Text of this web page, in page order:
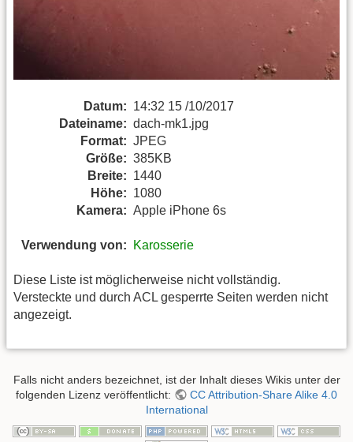
Datum: 14:32 15 /10/2017
Dateiname: dach-mk1.jpg
Format: JPEG
Größe: 385KB
Breite: 1440
Höhe: 1080
Kamera: Apple iPhone 6s
Verwendung von: Karosserie
Diese Liste ist möglicherweise nicht vollständig.
Versteckte und durch ACL gesperrte Seiten werden nicht
angezeigt.
Falls nicht anders bezeichnet, ist der Inhalt dieses Wikis unter der
folgenden Lizenz veröffentlicht:
CC Attribution-Share Alike 4.0
International